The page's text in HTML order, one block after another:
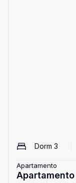
Dorm 3
Apartamento